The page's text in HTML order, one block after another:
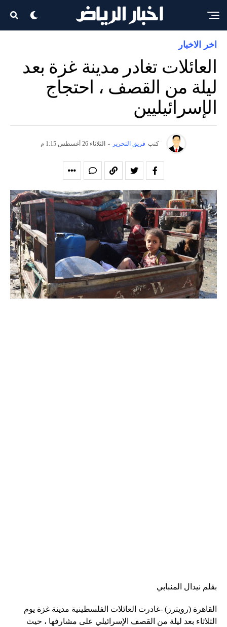
اخر الاخبار
العائلات تغادر مدينة غزة بعد
ليلة من القصف ، احتجاج
الإسرائيليين
كتب فريق التحرير - الثلاثاء 26 أغسطس 1:15 م
بقلم نيدال المنبابي
القاهرة (رويترز) -غادرت العائلات الفلسطينية مدينة غزة يوم
الثلاثاء بعد ليلة من القصف الإسرائيلي على مشارفها ، حيث